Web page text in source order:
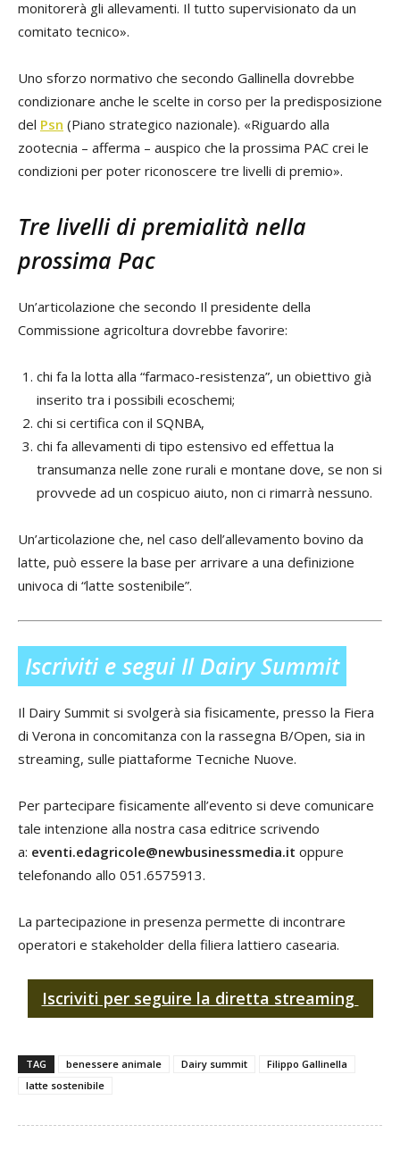
monitorerà gli allevamenti. Il tutto supervisionato da un
comitato tecnico».
Uno sforzo normativo che secondo Gallinella dovrebbe
condizionare anche le scelte in corso per la predisposizione
del Psn (Piano strategico nazionale). «Riguardo alla
zootecnia – afferma – auspico che la prossima PAC crei le
condizioni per poter riconoscere tre livelli di premio».
Tre livelli di premialità nella
prossima Pac
Un’articolazione che secondo Il presidente della
Commissione agricoltura dovrebbe favorire:
chi fa la lotta alla “farmaco-resistenza”, un obiettivo già
inserito tra i possibili ecoschemi;
chi si certifica con il SQNBA,
chi fa allevamenti di tipo estensivo ed effettua la
transumanza nelle zone rurali e montane dove, se non si
provvede ad un cospicuo aiuto, non ci rimarrà nessuno.
Un’articolazione che, nel caso dell’allevamento bovino da
latte, può essere la base per arrivare a una definizione
univoca di “latte sostenibile”.
Iscriviti e segui Il Dairy Summit
Il Dairy Summit si svolgerà sia fisicamente, presso la Fiera
di Verona in concomitanza con la rassegna B/Open, sia in
streaming, sulle piattaforme Tecniche Nuove.
Per partecipare fisicamente all’evento si deve comunicare
tale intenzione alla nostra casa editrice scrivendo
a: eventi.edagricole@newbusinessmedia.it oppure
telefonando allo 051.6575913.
La partecipazione in presenza permette di incontrare
operatori e stakeholder della filiera lattiero casearia.
Iscriviti per seguire la diretta streaming
TAG benessere animale Dairy summit
Filippo Gallinella
latte sostenibile